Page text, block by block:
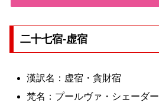
二十七宿-虚宿
漢訳名：虚宿・貪財宿
梵名：プールヴァ・シェーダー